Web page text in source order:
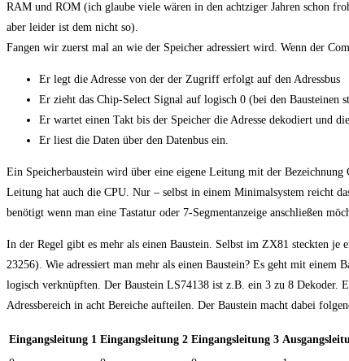
RAM und ROM (ich glaube viele wären in den achtziger Jahren schon
aber leider ist dem nicht so).
Fangen wir zuerst mal an wie der Speicher adressiert wird. Wenn der
Er legt die Adresse von der der Zugriff erfolgt auf den Adressbus
Er zieht das Chip-Select Signal auf logisch 0 (bei den
Er wartet einen Takt bis der Speicher die Adresse dekodiert und
Er liest die Daten über den Datenbus ein.
Ein Speicherbaustein wird über eine eigene Leitung mit der
Leitung hat auch die CPU. Nur – selbst in einem Minimalsystem reicht
benötigt wenn man eine Tastatur oder 7-Segmentanzeige anschließen
In der Regel gibt es mehr als einen Baustein. Selbst im ZX81 steckten
23256). Wie adressiert man mehr als einen Baustein? Es geht mit einem
logisch verknüpften. Der Baustein LS74138 ist z.B. ein 3 zu 8 Dekoder.
Adressbereich in acht Bereiche aufteilen. Der Baustein macht dabei
Eingangsleitung 1 Eingangsleitung 2 Eingangsleitung 3